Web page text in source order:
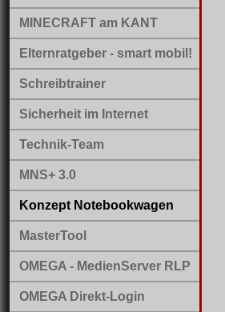
MINECRAFT am KANT
Elternratgeber - smart mobil!
Schreibtrainer
Sicherheit im Internet
Technik-Team
MNS+ 3.0
Konzept Notebookwagen
MasterTool
OMEGA - MedienServer RLP
OMEGA Direkt-Login